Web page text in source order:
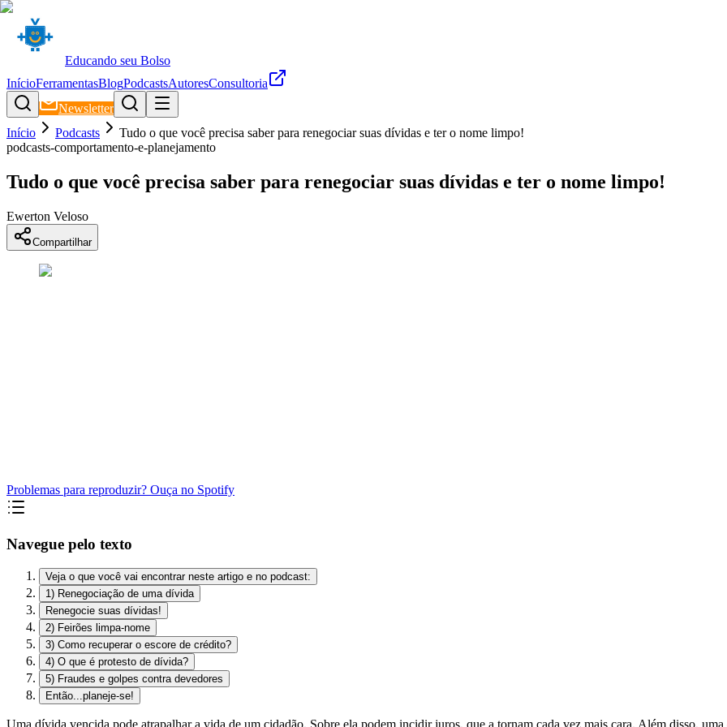
Educando seu Bolso
InícioFerramentasBlogPodcastsAutoresConsultoria
Newsletter
Início
Podcasts
Tudo o que você precisa saber para renegociar suas dívidas e ter o nome limpo!
podcasts-comportamento-e-planejamento
Tudo o que você precisa saber para renegociar suas dívidas e ter o nome limpo!
Ewerton Veloso
Compartilhar
Problemas para reproduzir? Ouça no Spotify
Navegue pelo texto
Veja o que você vai encontrar neste artigo e no podcast:
1) Renegociação de uma dívida
Renegocie suas dívidas!
2) Feirões limpa-nome
3) Como recuperar o escore de crédito?
4) O que é protesto de dívida?
5) Fraudes e golpes contra devedores
Então...planeje-se!